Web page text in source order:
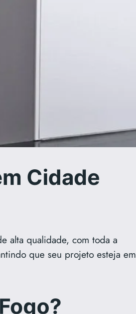
Cidade
alta qualidade, com toda a
que seu projeto esteja em